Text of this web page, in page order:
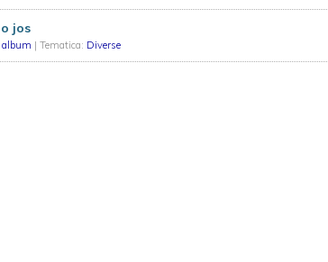
jos
| Tematica: Diverse